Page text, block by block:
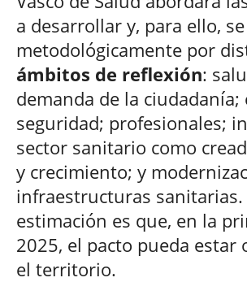
a desarrollar y, para ello,
metodológicamente por
ámbitos de reflexión:
demanda de la ciudadanía;
seguridad; profesionales;
sector sanitario como
y crecimiento; y
infraestructuras sanitarias.
estimación es que, en la
2025, el pacto pueda estar
el territorio.